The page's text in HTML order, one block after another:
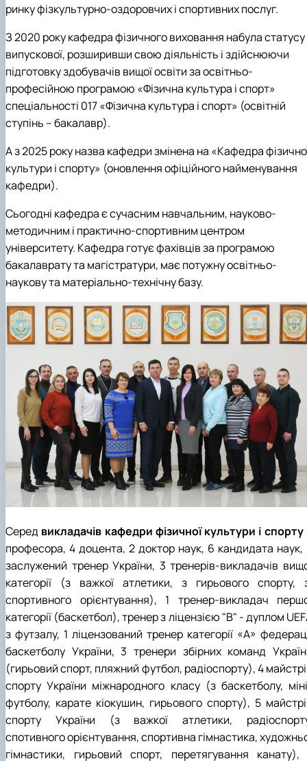
ринку фізкультурно-оздоровчих і спортивних послуг.
З 2020 року кафедра фізичного виховання набула статусу
випускової, розширивши свою діяльність і здійснюючи
підготовку здобувачів вищої освіти за освітньо-
професійною програмою «Фізична культура і спорт»
спеціальності 017 «Фізична культура і спорт» (освітній
ступінь – бакалавр).
А з 2025 року назва кафедри змінена на «Кафедра
культури і спорту» (оновлення офіційного найменування
кафедри).
Сьогодні кафедра є сучасним навчальним, науково-
методичним і практично-спортивним центром
університету. Кафедра готує фахівців за програмою
бакалаврату та магістратури, має потужну освітньо-
наукову та матеріально-технічну базу.
Серед викладачів кафедри фізичної культури і спорту
професора, 4 доцента, 2 доктор наук, 6 кандидата наук,
заслужений тренер України, 3 тренерів-викладачів
категорії (з важкої атлетики, з гирьового спорту,
спортивного орієнтування), 1 тренер-викладач
категорії (баскетбол), тренер з ліцензією "В" - дуплом
з футзалу, 1 ліцензований тренер категорії «А»
баскетболу України, 3 тренери збірних команд
(гирьовий спорт, пляжний футбол, радіоспорту), 4
спорту України міжнародного класу (з баскетболу,
футболу, карате кіокушин, гирьового спорту), 5
спорту України (з важкої атлетики,
спотивного орієнтування, спортивна гімнастика,
гімнастики, гирьовий спорт, перетягування канату),